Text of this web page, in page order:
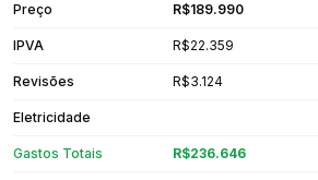
Preço R$189.990
IPVA R$22.359
Revisões R$3.124
Eletricidade
Gastos Totais R$236.646